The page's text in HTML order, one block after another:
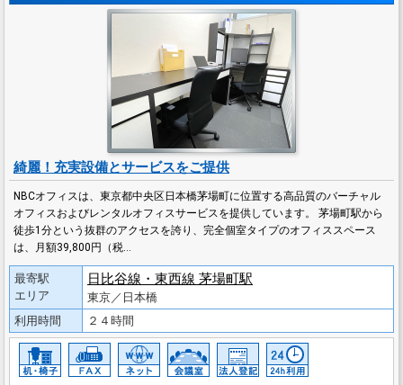
綺麗！充実設備とサービスをご提供
NBCオフィスは、東京都中央区日本橋茅場町に位置する高品質のバーチャル
オフィスおよびレンタルオフィスサービスを提供しています。 茅場町駅から
徒歩1分という抜群のアクセスを誇り、完全個室タイプのオフィススペース
は、月額39,800円（税…
最寄駅
エリア
日比谷線・東西線 茅場町駅
東京／日本橋
利用時間
２４時間